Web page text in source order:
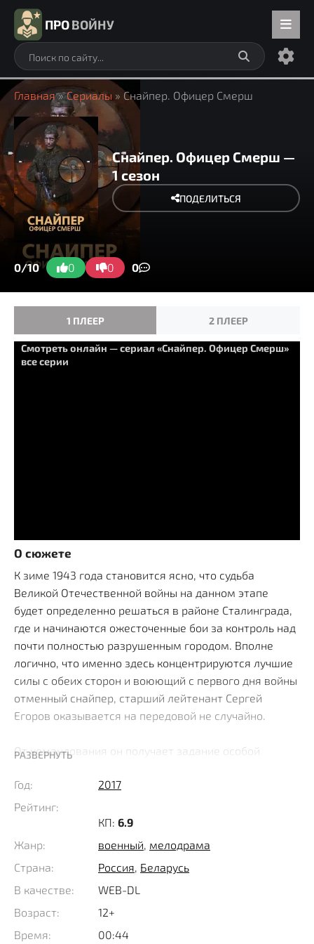
ПРОВОЙНУ
Главная»Сериалы » Снайпер. Офицер Смерш
Снайпер. Офицер Смерш —
1 сезон
ПОДЕЛИТЬСЯ
0/10 0 0 0
1 ПЛЕЕР 2 ПЛЕЕР
Смотреть онлайн — сериал «Снайпер. Офицер Смерш»
все серии
О сюжете
К зиме 1943 года становится ясно, что судьба
Великой Отечественной войны на данном этапе
будет определенно решаться в районе Сталинграда,
где и начинаются ожесточенные бои за контроль над
почти полностью разрушенным городом. Вполне
логично, что именно здесь концентрируются лучшие
силы с обеих сторон и воюющий с первого дня войны
отменный снайпер, старший лейтенант Сергей
Егоров оказывается на передовой не случайно.
От командования он получает задание особой
помещении заброшенного завода находится
небольшой отряд красноармейцев, сдерживающий
наступление превосходящих сил гитлеровцев и там
важнейшей информацией и вот его то следует
доставить в штаб невредимым и любой ценой.
Скрытно добравшись до нужного объекта вместе с
РАЗВЕРНУТЬ
Год:
2017
Рейтинг:
КП: 6.9
Жанр:
военный мелодрама
Страна:
Россия Беларусь
В качестве:
WEB-DL
Возраст:
12+
Время:
00:44